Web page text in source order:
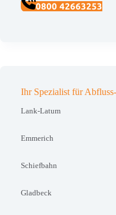
0800 42663253
Ihr Spezialist für
Lank-Latum
Emmerich
Schiefbahn
Gladbeck